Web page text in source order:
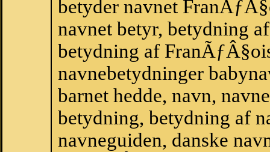
betyder navnet
navnet betyr, betydning
betydning af
navnebetydninger
barnet hedde, navn,
betydning, betydning af
navneguiden, danske